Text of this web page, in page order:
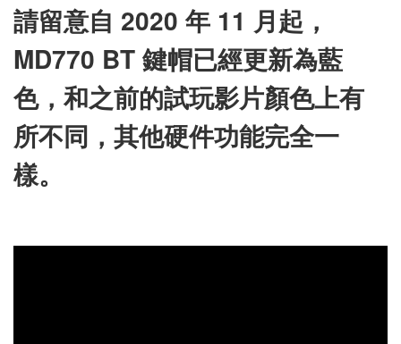
請留意自 2020 年 11 月起，
MD770 BT 鍵帽已經更新為藍
色，和之前的試玩影片顏色上有
所不同，其他硬件功能完全一
樣。